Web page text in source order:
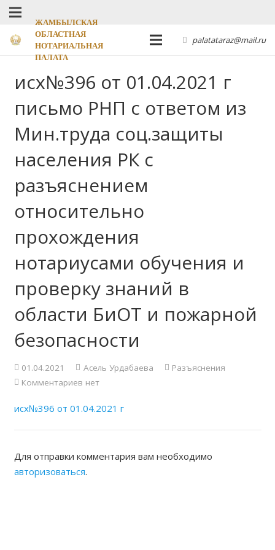
ЖАМБЫЛСКАЯ
ОБЛАСТНАЯ
НОТАРИАЛЬНАЯ
ПАЛАТА
palatataraz@mail.ru
исх№396 от 01.04.2021 г
письмо РНП с ответом из
Мин.труда соц.защиты
населения РК с
разъяснением
относительно
прохождения
нотариусами обучения и
проверку знаний в
области БиОТ и пожарной
безопасности
01.04.2021 Асель Урдабаева
Разъяснения
Комментариев нет
исх№396 от 01.04.2021 г
Для отправки комментария вам необходимо
авторизоваться.